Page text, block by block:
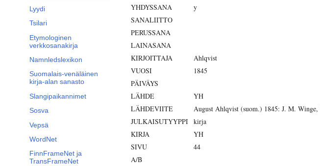
Lyydi
Tsilari
Etymologinen
verkkosanakirja
Namnledslexikon
Suomalais-venäläinen
kirja-alan sanasto
Slangipaikannimet
Sosva
Vepsä
WordNet
FinnFrameNet ja
TransFrameNet
YHDYSSANA
y
SANALIITTO
PERUSSANA
LAINASANA
KIRJOITTAJA
Ahlqvist
VUOSI
1845
PÄIVÄYS
LÄHDE
YH
LÄHDEVIITE
August Ahlqvist (suom.) 1845: J. M. Winge,
JULKAISUTYYPPI kirja
KIRJA
YH
SIVU
44
A/B